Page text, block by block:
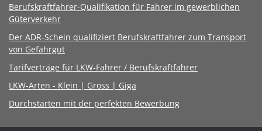
Berufskraftfahrer-Qualifikation für Fahrer im gewerblichen
Güterverkehr
Der ADR-Schein qualifiziert Berufskraftfahrer zum Transport
von Gefahrgut
Tarifverträge für LKW-Fahrer / Berufskraftfahrer
LKW-Arten - Klein | Gross | Giga
Durchstarten mit der perfekten Bewerbung